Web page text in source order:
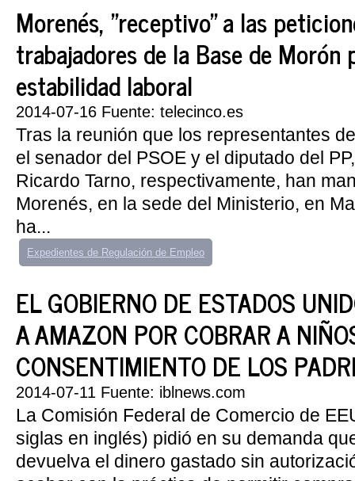
Morenés, "receptivo" a las
trabajadores de la Base de Morón
estabilidad laboral
2014-07-16 Fuente: telecinco.es
Tras la reunión que los representantes
el senador del PSOE y el diputado del
Ricardo Tarno, respectivamente, han
Morenés, en la sede del Ministerio, en
ha...
Expedientes de Regulación de Empleo
EL GOBIERNO DE ESTADOS
A AMAZON POR COBRAR A
CONSENTIMIENTO DE LOS
2014-07-11 Fuente: iblnews.com
La Comisión Federal de Comercio de
siglas en inglés) pidió en su demanda
devuelva el dinero gastado sin